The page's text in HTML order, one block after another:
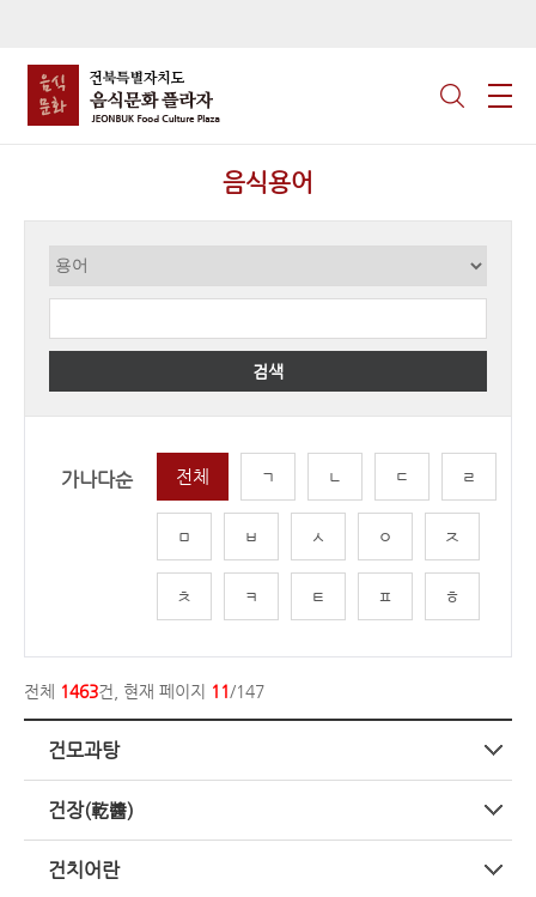
음식용어
검색
가나다순 전체 ㄱ ㄴ ㄷ ㄹ
ㅁ ㅂ ㅅ ㅇ ㅈ
ㅊ ㅋ ㅌ ㅍ ㅎ
전체 1463건, 현재 페이지 11/147
건모과탕
건장(乾醬)
건치어란